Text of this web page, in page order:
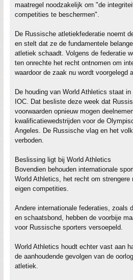
maatregel noodzakelijk om "de
competities te beschermen".
De Russische atletiekfederatie noemt
en stelt dat ze de fundamentele
atletiek schaadt. Volgens de federatie
ten onrechte het recht ontnomen om
waardoor de zaak nu wordt voorgelegd
De houding van World Athletics staat
IOC. Dat besliste deze week dat
voorwaarden opnieuw mogen
kwalificatiewedstrijden voor de
Angeles. De Russische vlag en het
verboden.
Beslissing ligt bij World Athletics
Bovendien behouden internationale
World Athletics, het recht om strengere
eigen competities.
Andere internationale federaties, zoals
en schaatsbond, hebben de voorbije
voor Russische sporters versoepeld.
World Athletics houdt echter vast aan
de aanhoudende gevolgen van de
atletiek.